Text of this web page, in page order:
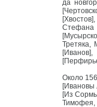
да
Стефана
Третяка,
Около
[Ивановы
[Из
Тимофея,